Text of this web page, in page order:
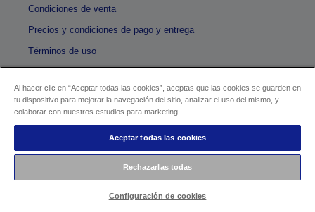
Condiciones de venta
Precios y condiciones de pago y entrega
Términos de uso
Información legal
Notificaciones de seguridad
Portal de colaboradores de Epson
Al hacer clic en “Aceptar todas las cookies”, aceptas que las cookies se guarden en
tu dispositivo para mejorar la navegación del sitio, analizar el uso del mismo, y
colaborar con nuestros estudios para marketing.
Aceptar todas las cookies
Rechazarlas todas
Configuración de cookies